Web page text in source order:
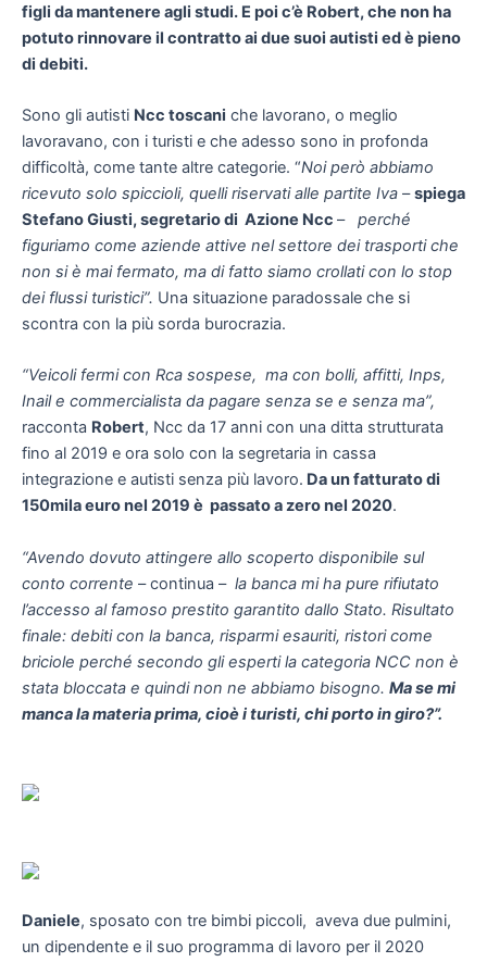
figli da mantenere agli studi. E poi c’è Robert, che non ha
potuto rinnovare il contratto ai due suoi autisti ed è pieno
di debiti.
Sono gli autisti Ncc toscani che lavorano, o meglio
lavoravano, con i turisti e che adesso sono in profonda
difficoltà, come tante altre categorie. “Noi però abbiamo
ricevuto solo spiccioli, quelli riservati alle partite Iva –spiega
Stefano Giusti, segretario di Azione Ncc –
perché
figuriamo come aziende attive nel settore dei trasporti che
non si è mai fermato, ma di fatto siamo crollati con lo stop
dei flussi turistici”. Una situazione paradossale che si
scontra con la più sorda burocrazia.
“Veicoli fermi con Rca sospese, ma con bolli, affitti, Inps,
Inail e commercialista da pagare senza se e senza ma”,
racconta Robert, Ncc da 17 anni con una ditta strutturata
fino al 2019 e ora solo con la segretaria in cassa
integrazione e autisti senza più lavoro. Da un fatturato di
150mila euro nel 2019 è passato a zero nel 2020.
“Avendo dovuto attingere allo scoperto disponibile sul
conto corrente – continua – la banca mi ha pure rifiutato
l’accesso al famoso prestito garantito dallo Stato. Risultato
finale: debiti con la banca, risparmi esauriti, ristori come
briciole perché secondo gli esperti la categoria NCC non è
stata bloccata e quindi non ne abbiamo bisogno. Ma se mi
manca la materia prima, cioè i turisti, chi porto in giro?”.
Daniele, sposato con tre bimbi piccoli, aveva due pulmini,
un dipendente e il suo programma di lavoro per il 2020